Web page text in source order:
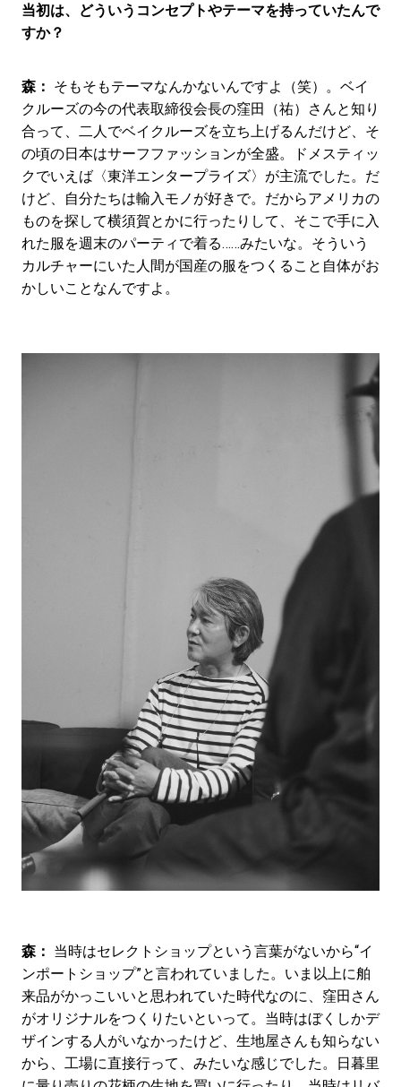
当初は、どういうコンセプトやテーマを持っていたんで
すか？
森： そもそもテーマなんかないんですよ（笑）。ベイ
クルーズの今の代表取締役会長の窪田（祐）さんと知り
合って、二人でベイクルーズを立ち上げるんだけど、そ
の頃の日本はサーフファッションが全盛。ドメスティッ
クでいえば〈東洋エンタープライズ〉が主流でした。だ
けど、自分たちは輸入モノが好きで。だからアメリカの
ものを探して横須賀とかに行ったりして、そこで手に入
れた服を週末のパーティで着る……みたいな。そういう
カルチャーにいた人間が国産の服をつくること自体がお
かしいことなんですよ。
森： 当時はセレクトショップという言葉がないから“イ
ンポートショップ”と言われていました。いま以上に舶
来品がかっこいいと思われていた時代なのに、窪田さん
がオリジナルをつくりたいといって。当時はぼくしかデ
ザインする人がいなかったけど、生地屋さんも知らない
から、工場に直接行って、みたいな感じでした。日暮里